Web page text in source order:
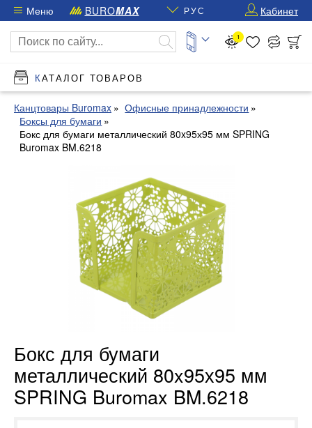
Меню BUROMAX РУС Кабинет
1
КАТАЛОГ ТОВАРОВ
Канцтовары Buromax
Офисные принадлежности
Боксы для бумаги
Бокс для бумаги металлический 80x95х95 мм SPRING
Buromax BM.6218
Бокс для бумаги
металлический 80x95х95 мм
SPRING Buromax BM.6218